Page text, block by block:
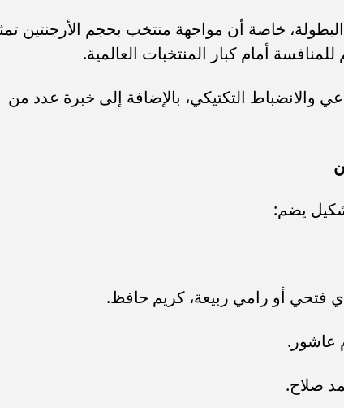
خاصة أن مواجهة منتخب بحجم الأرجنتين
أمام كبار المنتخبات العالمية.
والانضباط التكتيكي، بالإضافة إلى خبرة عدد من
يضم:
فتحي أو رامي ربيعة، كريم حافظ.
عاشور.
صلاح.